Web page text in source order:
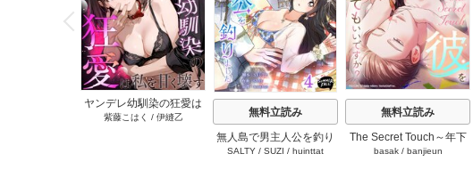
P
r
e
v
i
u
ヤンデレ幼馴染の狂愛は
私を甘く壊す ～愛が重す
紫藤こはく / 伊縫乙
無料立読み
無人島で男主人公を釣り
ました 4巻
SALTY / SUZI / huinttat
無料立読み
The Secret Touch～年下
の彼を愛してもいいです
basak/ banjieun